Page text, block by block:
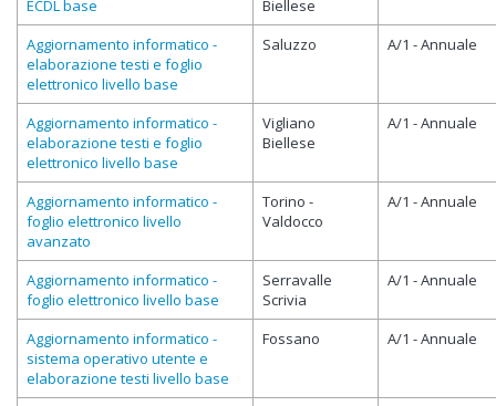
ECDL base
Biellese
Aggiornamento informatico -
elaborazione testi e foglio
elettronico livello base
Saluzzo A/1 - Annuale
Aggiornamento informatico -
elaborazione testi e foglio
elettronico livello base
Vigliano
Biellese
A/1 - Annuale
Aggiornamento informatico -
foglio elettronico livello
avanzato
Torino -
Valdocco
A/1 - Annuale
Aggiornamento informatico -
foglio elettronico livello base
Serravalle
Scrivia
A/1 - Annuale
Aggiornamento informatico -
sistema operativo utente e
elaborazione testi livello base
Fossano A/1 - Annuale